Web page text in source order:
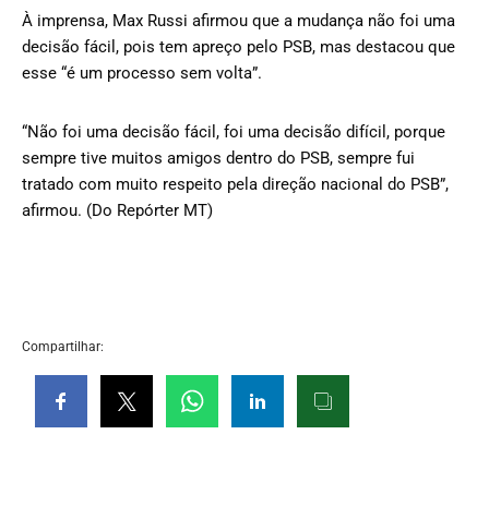
À imprensa, Max Russi afirmou que a mudança não foi uma
decisão fácil, pois tem apreço pelo PSB, mas destacou que
esse “é um processo sem volta”.
“Não foi uma decisão fácil, foi uma decisão difícil, porque
sempre tive muitos amigos dentro do PSB, sempre fui
tratado com muito respeito pela direção nacional do PSB”,
afirmou. (Do Repórter MT)
Compartilhar: